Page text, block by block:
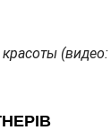
(видео: